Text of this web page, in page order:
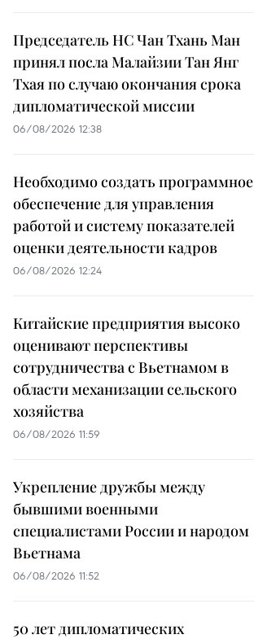
Председатель НС Чан Тхань Ман
принял посла Малайзии Тан Янг
Тхая по случаю окончания срока
дипломатической миссии
06/08/2026 12:38
Необходимо создать программное
обеспечение для управления
работой и систему показателей
оценки деятельности кадров
06/08/2026 12:24
Китайские предприятия высоко
оценивают перспективы
сотрудничества с Вьетнамом в
области механизации сельского
хозяйства
06/08/2026 11:59
Укрепление дружбы между
бывшими военными
специалистами России и народом
Вьетнама
06/08/2026 11:52
50 лет дипломатических